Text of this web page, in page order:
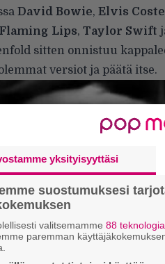
David Bowie, Elvis
Lips, Taylor Swift
sitten onnistuu
versiot ja päätä itse.
yksityisyyttäsi
suostumuksesi
valitsemamme 88
paremman